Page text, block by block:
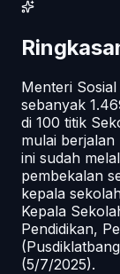
Menteri
sebanyak
di 100 titik
mulai
ini sudah
pembekalan
kepala
Kepala
Pendidikan,
(5/7/2025).